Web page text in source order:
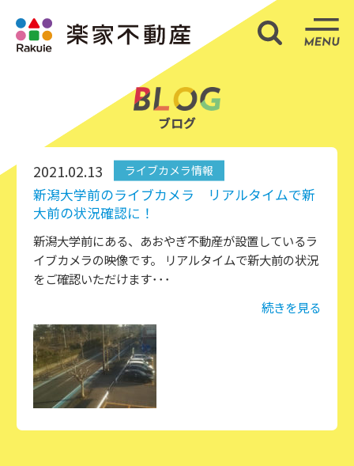
ブログ
2021.02.13 ライブカメラ情報
新潟大学前のライブカメラ リアルタイムで新
大前の状況確認に！
新潟大学前にある、あおやぎ不動産が設置しているラ
イブカメラの映像です。 リアルタイムで新大前の状況
をご確認いただけます･･･
続きを見る